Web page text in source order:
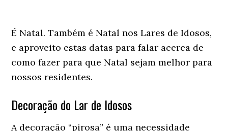
É Natal. Também é Natal nos Lares de Idosos,
e aproveito estas datas para falar acerca de
como fazer para que Natal sejam melhor para
nossos residentes.
Decoração do Lar de Idosos
A decoração “pirosa” é uma necessidade